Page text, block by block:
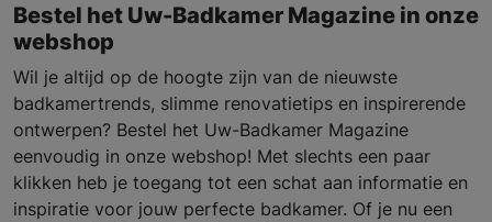
Bestel het Uw-Badkamer Magazine in onze
webshop
Wil je altijd op de hoogte zijn van de nieuwste
badkamertrends, slimme renovatietips en inspirerende
ontwerpen? Bestel het Uw-Badkamer Magazine
eenvoudig in onze webshop! Met slechts een paar
klikken heb je toegang tot een schat aan informatie en
inspiratie voor jouw perfecte badkamer. Of je nu een